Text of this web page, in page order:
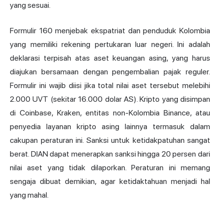
yang sesuai.
Formulir 160 menjebak ekspatriat dan penduduk Kolombia
yang memiliki rekening pertukaran luar negeri. Ini adalah
deklarasi terpisah atas aset keuangan asing, yang harus
diajukan bersamaan dengan pengembalian pajak reguler.
Formulir ini wajib diisi jika total nilai aset tersebut melebihi
2.000 UVT (sekitar 16.000 dolar AS). Kripto yang disimpan
di Coinbase, Kraken, entitas non-Kolombia Binance, atau
penyedia layanan kripto asing lainnya termasuk dalam
cakupan peraturan ini. Sanksi untuk ketidakpatuhan sangat
berat. DIAN dapat menerapkan sanksi hingga 20 persen dari
nilai aset yang tidak dilaporkan. Peraturan ini memang
sengaja dibuat demikian, agar ketidaktahuan menjadi hal
yang mahal.